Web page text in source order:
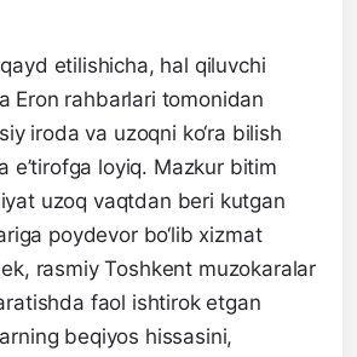
etilishicha, hal qiluvchi
Eron rahbarlari tomonidan
iroda va uzoqni ko‘ra bilish
e’tirofga loyiq. Mazkur bitim
uzoq vaqtdan beri kutgan
poydevor bo‘lib xizmat
rasmiy Toshkent muzokaralar
faol ishtirok etgan
beqiyos hissasini,